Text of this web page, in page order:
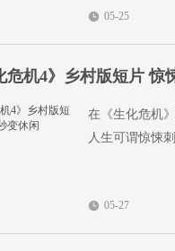
05-25
机4》乡村版短片 惊
在《生化危机
人生可谓惊悚刺
05-27